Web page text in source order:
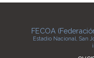
FECOA
Estadio Nacional, San